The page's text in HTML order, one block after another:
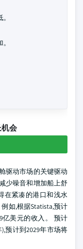
会
驱动市场的关键驱动
少噪音和增加船上舒
在紧凑的港口和浅水
如,根据Statista,预计
亿美元的收入。 预计
),预计到2029年市场将